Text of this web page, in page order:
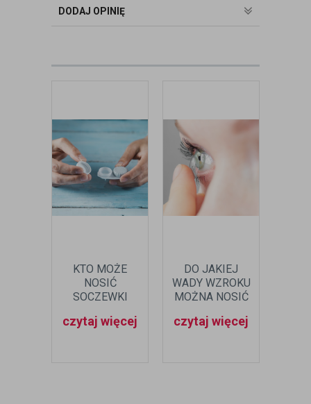
badania wad refrakcji, dobierając
DODAJ OPINIĘ
KTO MOŻE
NOSIĆ
SOCZEWKI
czytaj więcej
DO JAKIEJ
WADY WZROKU
MOŻNA NOSIĆ
czytaj więcej